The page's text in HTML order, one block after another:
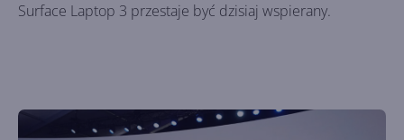
Surface Laptop 3 przestaje być dzisiaj wspierany.